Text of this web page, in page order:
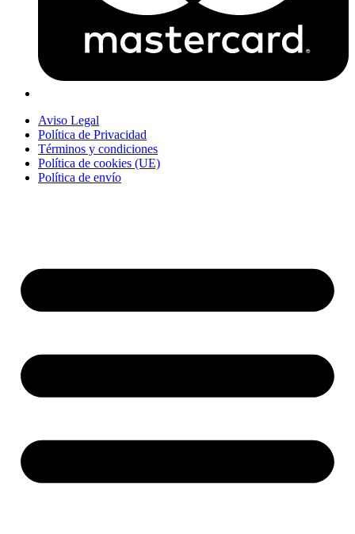
Aviso Legal
Política de Privacidad
Términos y condiciones
Política de cookies (UE)
Política de envío